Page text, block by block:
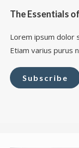
The Essentials
Lorem ipsum dolor
Etiam varius purus
Subscribe